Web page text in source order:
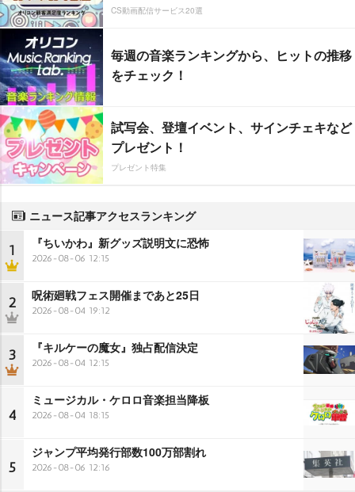
CS動画配信サービス20選
毎週の音楽ランキングから、ヒットの推移
をチェック！
試写会、登壇イベント、サインチェキなど
プレゼント！
プレゼント特集
ニュース記事アクセスランキング
1 『ちいかわ』新グッズ説明文に恐怖
2026-08-06 12:15
2 呪術廻戦フェス開催まであと25日
2026-08-04 19:12
3 『キルケーの魔女』独占配信決定
2026-08-04 12:15
4
ミュージカル・ケロロ音楽担当降板
2026-08-04 18:15
5
ジャンプ平均発行部数100万部割れ
2026-08-06 12:16